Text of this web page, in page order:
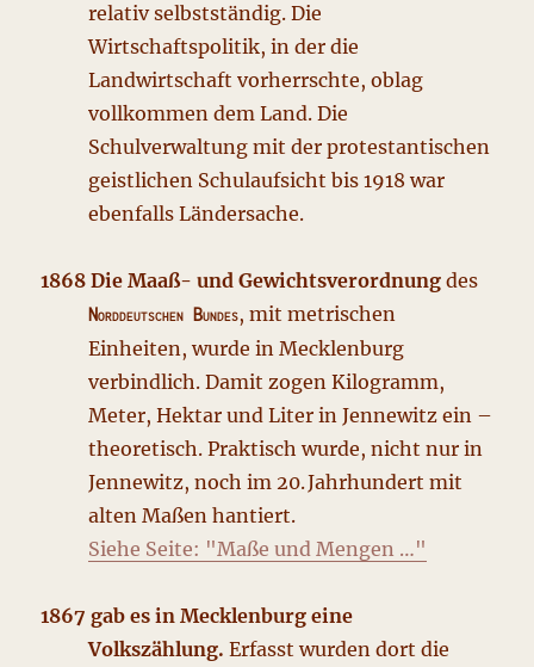
relativ selbstständig. Die
Wirtschaftspolitik, in der die
Landwirtschaft vorherrschte, oblag
vollkommen dem Land. Die
Schulverwaltung mit der protestantischen
geistlichen Schulaufsicht bis 1918 war
ebenfalls Ländersache.
1868 Die Maaß- und Gewichtsverordnung des
Norddeutschen Bundes, mit metrischen
Einheiten, wurde in Mecklenburg
verbindlich. Damit zogen Kilogramm,
Meter, Hektar und Liter in Jennewitz ein –
theoretisch. Praktisch wurde, nicht nur in
Jennewitz, noch im 20. Jahrhundert mit
alten Maßen hantiert.
Siehe Seite: "Maße und Mengen …"
1867 gab es in Mecklenburg eine
Volkszählung. Erfasst wurden dort die